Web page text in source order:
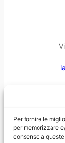
Per fornire le
per memorizzare
consenso a